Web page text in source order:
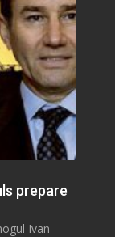
prepare
Ivan